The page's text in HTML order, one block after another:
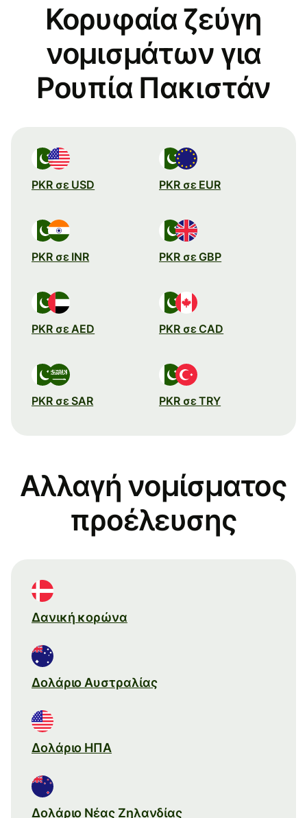
Κορυφαία ζεύγη
νομισμάτων για
Ρουπία Πακιστάν
PKR σε USD PKR σε EUR
PKR σε INR PKR σε GBP
PKR σε AED PKR σε CAD
PKR σε SAR PKR σε TRY
Αλλαγή νομίσματος
προέλευσης
Δανική κορώνα
Δολάριο Αυστραλίας
Δολάριο ΗΠΑ
Δολάριο Νέας Ζηλανδίας